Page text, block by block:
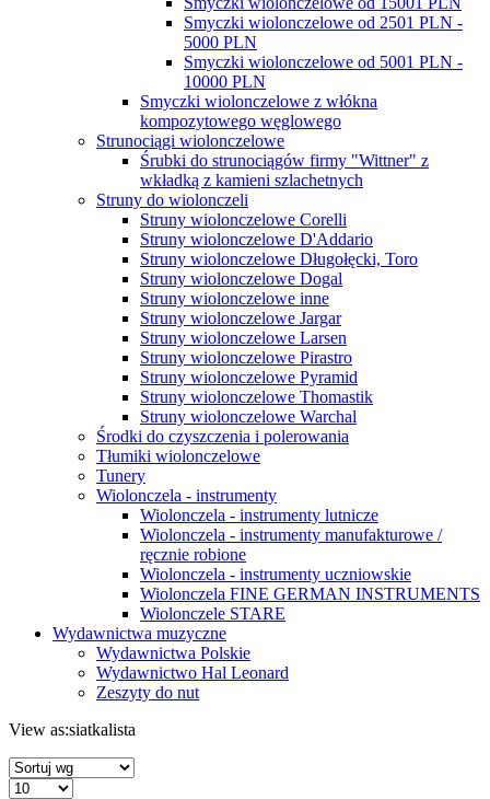
Smyczki wiolonczelowe od 2501 PLN -
5000 PLN
Smyczki wiolonczelowe od 5001 PLN -
10000 PLN
Smyczki wiolonczelowe z włókna
kompozytowego węglowego
Strunociągi wiolonczelowe
Śrubki do strunociągów firmy "Wittner" z
wkładką z kamieni szlachetnych
Struny do wiolonczeli
Struny wiolonczelowe Corelli
Struny wiolonczelowe D'Addario
Struny wiolonczelowe Długołęcki, Toro
Struny wiolonczelowe Dogal
Struny wiolonczelowe inne
Struny wiolonczelowe Jargar
Struny wiolonczelowe Larsen
Struny wiolonczelowe Pirastro
Struny wiolonczelowe Pyramid
Struny wiolonczelowe Thomastik
Struny wiolonczelowe Warchal
Środki do czyszczenia i polerowania
Tłumiki wiolonczelowe
Tunery
Wiolonczela - instrumenty
Wiolonczela - instrumenty lutnicze
Wiolonczela - instrumenty manufakturowe /
ręcznie robione
Wiolonczela - instrumenty uczniowskie
Wiolonczela FINE GERMAN INSTRUMENTS
Wiolonczele STARE
Wydawnictwa muzyczne
Wydawnictwa Polskie
Wydawnictwo Hal Leonard
Zeszyty do nut
View as:siatkalista